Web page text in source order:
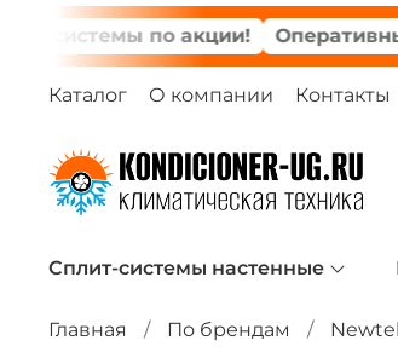
системы по акции! Оперативный
Каталог О компании Контакты
Сплит-системы настенные
Главная По брендам